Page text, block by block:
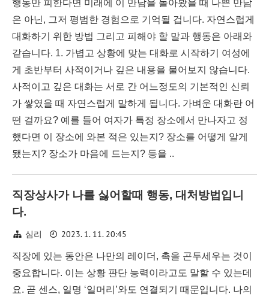
행동만 피한다면 미래에 이 만남을 돌아봤을 때 나쁜 만남
은 아닌, 그저 평범한 경험으로 기억될 겁니다. 자연스럽게
대화하기 위한 방법 그리고 피해야 할 말과 행동은 아래와
같습니다. 1. 가볍고 상황에 맞는 대화로 시작하기 여성에
게 초반부터 사적이거나 깊은 내용을 물어보지 않습니다.
사적이고 깊은 대화는 서로 간 어느정도의 기본적인 신뢰
가 쌓였을 때 자연스럽게 말하게 됩니다. 가벼운 대화란 어
떤 걸까요? 예를 들어 여자가 특정 장소에서 만나자고 정
했다면 이 장소에 와본 적은 있는지? 장소를 어떻게 알게
됐는지? 장소가 마음에 드는지? 등을 ..
직장상사가 나를 싫어할때 행동, 대처방법입니
다.
심리 2023. 1. 11. 20:45
직장에 있는 동안은 나만의 레이더, 촉을 곤두세우는 것이
중요합니다. 이는 상황 판단 능력이라고도 말할 수 있는데
요. 곧 센스, 일명 ‘일머리’와도 연결되기 때문입니다. 나의